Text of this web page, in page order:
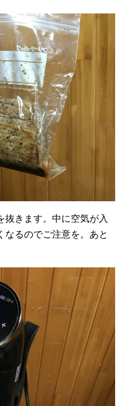
抜きます。中に空気が入
なるのでご注意を。あと